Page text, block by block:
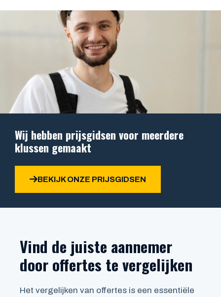
Wij hebben prijsgidsen voor meerdere
klussen gemaakt
BEKIJK ONZE PRIJSGIDSEN
Vind de juiste aannemer
door offertes te vergelijken
Het vergelijken van offertes is een essentiële